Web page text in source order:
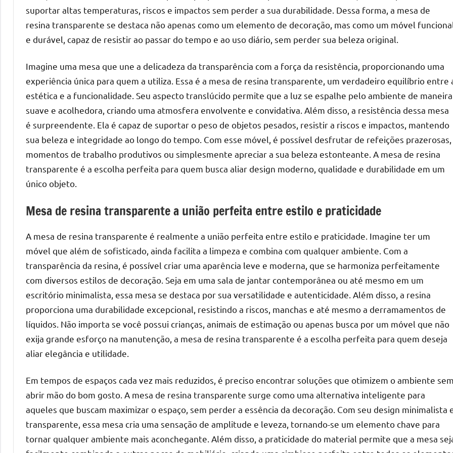
mesas
de
tampinhas
suportar altas temperaturas, riscos e impactos sem perder a sua durabilidade. Dessa forma, a mesa de
resina transparente se destaca não apenas como um elemento de decoração, mas como um móvel
e durável, capaz de resistir ao passar do tempo e ao uso diário, sem perder sua beleza original.
Imagine uma mesa que une a delicadeza da transparência com a força da resistência, proporcionando uma
experiência única para quem a utiliza. Essa é a mesa de resina transparente, um verdadeiro equilíbrio entre
estética e a funcionalidade. Seu aspecto translúcido permite que a luz se espalhe pelo ambiente de maneira
suave e acolhedora, criando uma atmosfera envolvente e convidativa. Além disso, a resistência dessa mesa
é surpreendente. Ela é capaz de suportar o peso de objetos pesados, resistir a riscos e impactos, mantendo
sua beleza e integridade ao longo do tempo. Com esse móvel, é possível desfrutar de refeições prazerosas,
momentos de trabalho produtivos ou simplesmente apreciar a sua beleza estonteante. A mesa de resina
transparente é a escolha perfeita para quem busca aliar design moderno, qualidade e durabilidade em um
único objeto.
Mesa de resina transparente a união perfeita entre estilo e praticidade
A mesa de resina transparente é realmente a união perfeita entre estilo e praticidade. Imagine ter um
móvel que além de sofisticado, ainda facilita a limpeza e combina com qualquer ambiente. Com a
transparência da resina, é possível criar uma aparência leve e moderna, que se harmoniza perfeitamente
com diversos estilos de decoração. Seja em uma sala de jantar contemporânea ou até mesmo em um
escritório minimalista, essa mesa se destaca por sua versatilidade e autenticidade. Além disso, a resina
proporciona uma durabilidade excepcional, resistindo a riscos, manchas e até mesmo a derramamentos de
líquidos. Não importa se você possui crianças, animais de estimação ou apenas busca por um móvel que não
exija grande esforço na manutenção, a mesa de resina transparente é a escolha perfeita para quem deseja
aliar elegância e utilidade.
Em tempos de espaços cada vez mais reduzidos, é preciso encontrar soluções que otimizem o ambiente
abrir mão do bom gosto. A mesa de resina transparente surge como uma alternativa inteligente para
aqueles que buscam maximizar o espaço, sem perder a essência da decoração. Com seu design minimalista
transparente, essa mesa cria uma sensação de amplitude e leveza, tornando-se um elemento chave para
tornar qualquer ambiente mais aconchegante. Além disso, a praticidade do material permite que a mesa